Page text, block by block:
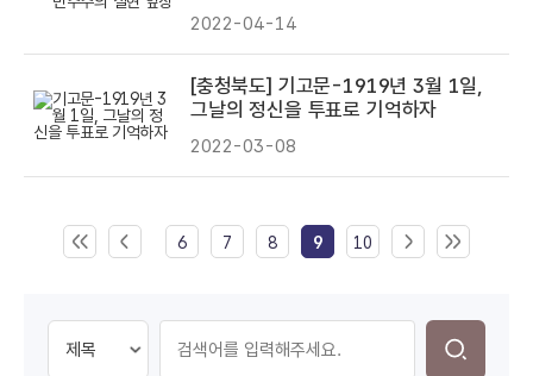
2022-04-14
[충청북도] 기고문-1919년 3월 1일,
그날의 정신을 투표로 기억하자
2022-03-08
6 7 8 9 10